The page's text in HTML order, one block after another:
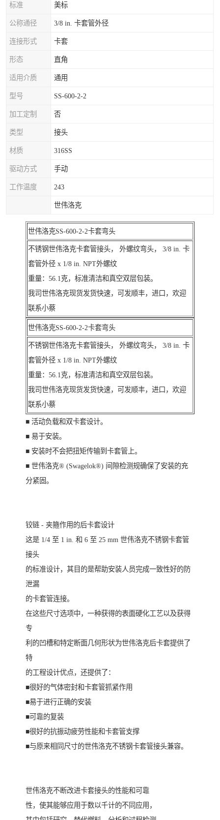
标准 美标
公称通径 3/8 in. 卡套管外径
连接形式 卡套
形态 直角
适用介质 通用
型号 SS-600-2-2
加工定制 否
类型 接头
材质 316SS
驱动方式 手动
工作温度 243
世伟洛克
世伟洛克SS-600-2-2卡套弯头
不锈钢世伟洛克卡套管接头， 外螺纹弯头， 3/8 in. 卡
套管外径 x 1/8 in. NPT外螺纹
重量：56.1克，标准清洁和真空双层包装。
我司世伟洛克现货发货快速，可发顺丰，进口，欢迎
联系小蔡
世伟洛克SS-600-2-2卡套弯头
不锈钢世伟洛克卡套管接头， 外螺纹弯头， 3/8 in. 卡
套管外径 x 1/8 in. NPT外螺纹
重量：56.1克，标准清洁和真空双层包装。
我司世伟洛克现货发货快速，可发顺丰，进口，欢迎
联系小蔡
■ 活动负载和双卡套设计。
■ 易于安装。
■ 安装时不会把扭矩传输到卡套管上。
■ 世伟洛克® (Swagelok®) 间隙检测规确保了安装的充
分紧固。
铰链 - 夹箍作用的后卡套设计
这是 1/4 至 1 in. 和 6 至 25 mm 世伟洛克不锈钢卡套管
接头
的标准设计，其目的是帮助安装人员完成一致性好的防
泄漏
的卡套管连接。
在这些尺寸选项中，一种获得的表面硬化工艺以及获得
专
利的凹槽和特定断面几何形状为世伟洛克后卡套提供了
特
的工程设计优点，还提供了：
■很好的气体密封和卡套管抓紧作用
■易于进行正确的安装
■可靠的复装
■很好的抗振动疲劳性能和卡套管支撑
■与原来相同尺寸的世伟洛克不锈钢卡套管接头兼容。
世伟洛克不断改进卡套接头的性能和可靠
性，使其能够应用于数以千计的不同应用，